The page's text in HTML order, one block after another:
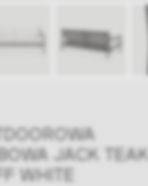
JACK TEAK
WHITE